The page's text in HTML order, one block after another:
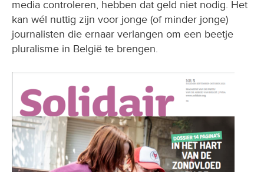
media controleren, hebben dat geld niet nodig. Het
kan wél nuttig zijn voor jonge (of minder jonge)
journalisten die ernaar verlangen om een beetje
pluralisme in België te brengen.